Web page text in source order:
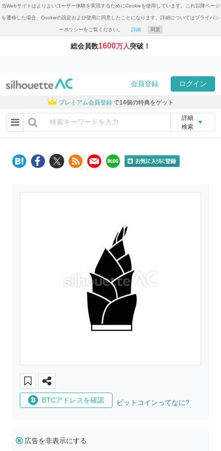
当Webサイトはよりよいユーザー体験を実現するためにCookieを使用しています。これ以降ページ
を遷移した場合、Cookieの設定および使用に同意したことになります。詳細についてはプライバシ
ーポリシーをご覧ください。 詳細 同意
総会員数1600万人突破！
会員登録 ログイン
プレミアム会員登録 で14個の特典をゲット
詳細
検索
▼
BTCアドレスを確認 ビットコインってなに?
広告を非表示にする